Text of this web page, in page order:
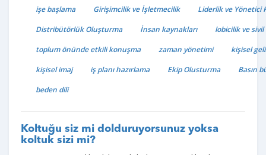
işe başlama
Girişimcilik ve İşletmecilik
Liderlik ve Yönetici
Distribütörlük Oluşturma
İnsan kaynakları
lobicilik ve
toplum önünde etkili konuşma
zaman yönetimi
kişisel
kişisel imaj
iş planı hazırlama Ekip Olusturma
Basın
beden dili
Koltuğu siz mi dolduruyorsunuz yoksa
koltuk sizi mi?